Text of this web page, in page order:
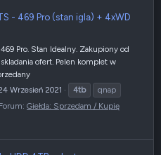
- 469 Pro (stan igla) + 4xWD
Pro. Stan Idealny. Zakupiony od
ofert. Pelen komplet w
Wrzesień 2021 4tb
qnap
Forum: Giełda: Sprzedam / Kupię